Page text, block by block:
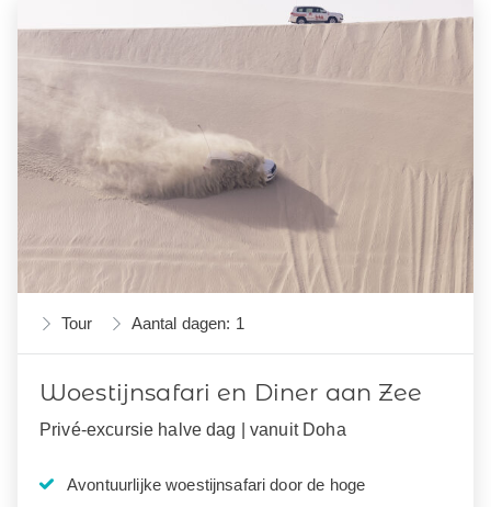
Tour Aantal dagen: 1
Woestijnsafari en Diner aan Zee
Privé-excursie halve dag | vanuit Doha
Avontuurlijke woestijnsafari door de hoge